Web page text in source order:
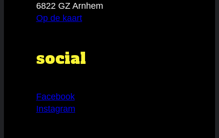
6822 GZ Arnhem
Op de kaart
social
Facebook
Instagram